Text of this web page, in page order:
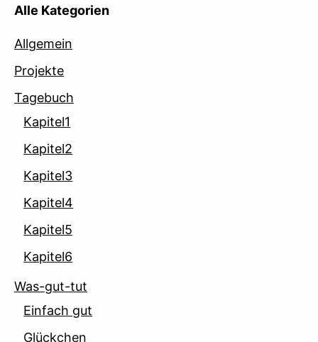
Alle Kategorien
Allgemein
Projekte
Tagebuch
Kapitel1
Kapitel2
Kapitel3
Kapitel4
Kapitel5
Kapitel6
Was-gut-tut
Einfach gut
Glückchen